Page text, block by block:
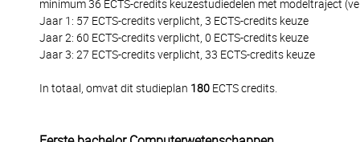
minimum 36 ECTS-credits keuzestudiedelen met modeltraject
Jaar 1: 57 ECTS-credits verplicht, 3 ECTS-credits keuze
Jaar 2: 60 ECTS-credits verplicht, 0 ECTS-credits keuze
Jaar 3: 27 ECTS-credits verplicht, 33 ECTS-credits keuze
In totaal, omvat dit studieplan 180 ECTS credits.